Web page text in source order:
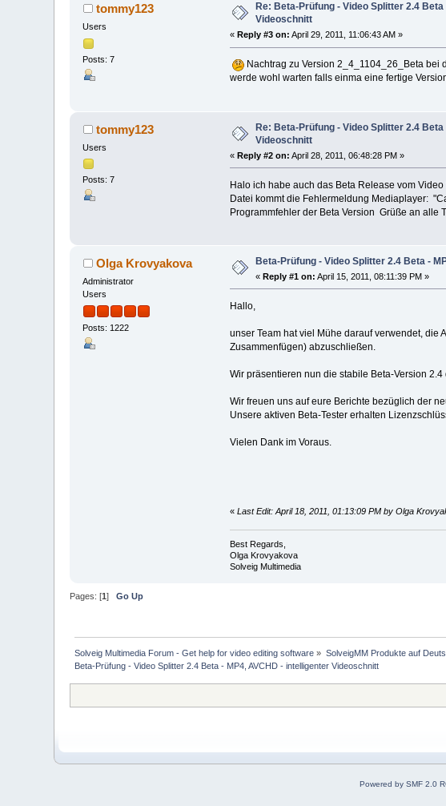
tommy123
Users
Posts: 7
Re: Beta-Prüfung - Video Splitter 2.4
Videoschnitt
« Reply #3 on: April 29, 2011, 11:06:43 AM »
Nachtrag zu Version 2_4_1104_26_Beta bei
werde wohl warten falls einma eine fertige
tommy123
Users
Posts: 7
Re: Beta-Prüfung - Video Splitter 2.4
Videoschnitt
« Reply #2 on: April 28, 2011, 06:48:28 PM »
Halo ich habe auch das Beta Release vom
Datei kommt die Fehlermeldung Mediaplayer:
Programmfehler der Beta Version Grüße an alle
Olga Krovyakova
Administrator
Users
Posts: 1222
Beta-Prüfung - Video Splitter 2.4 Beta -
«Reply #1 on: April 15, 2011, 08:11:39 PM »
Hallo,
unser Team hat viel Mühe darauf verwendet, die
Zusammenfügen) abzuschließen.
Wir präsentieren nun die stabile Beta-Version
Wir freuen uns auf eure Berichte bezüglich der
Unsere aktiven Beta-Tester erhalten
Vielen Dank im Voraus.
« Last Edit: April 18, 2011, 01:13:09 PM by Olga
Best Regards,
Olga Krovyakova
Solveig Multimedia
Pages: [1]Go Up
Solveig Multimedia Forum - Get help for video editing software » SolveigMM Produkte auf
Beta-Prüfung - Video Splitter 2.4 Beta - MP4, AVCHD - intelligenter Videoschnitt
Powered by SMF 2.0